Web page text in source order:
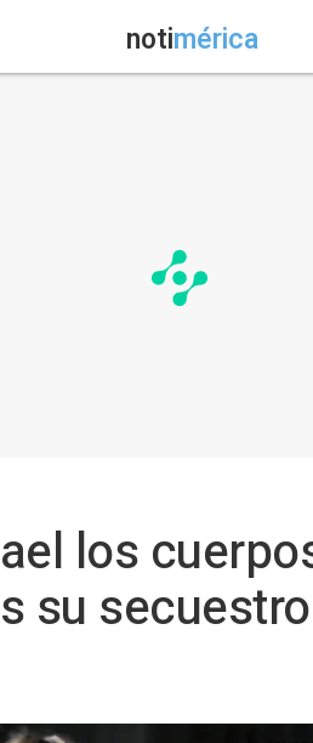
notimérica
los
su
Islámica (Hamás), durante un funeral en Jan